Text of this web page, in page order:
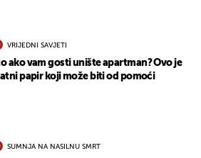
VRIJEDNI SAVJETI
ako vam gosti unište apartman? Ovo je
papir koji može biti od pomoći
SUMNJA NA NASILNU SMRT